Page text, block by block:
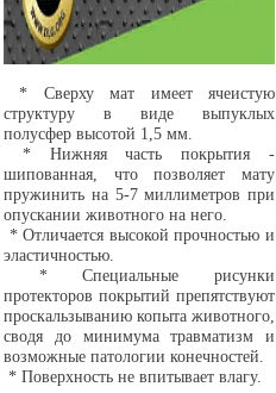
* Сверху мат имеет ячеистую
структуру в виде выпуклых
полусфер высотой 1,5 мм.
* Нижняя часть покрытия -
шипованная, что позволяет мату
пружинить на 5-7 миллиметров при
опускании животного на него.
* Отличается высокой прочностью и
эластичностью.
* Специальные рисунки
протекторов покрытий препятствуют
проскальзыванию копыта животного,
сводя до минимума травматизм и
возможные патологии конечностей.
* Поверхность не впитывает влагу.